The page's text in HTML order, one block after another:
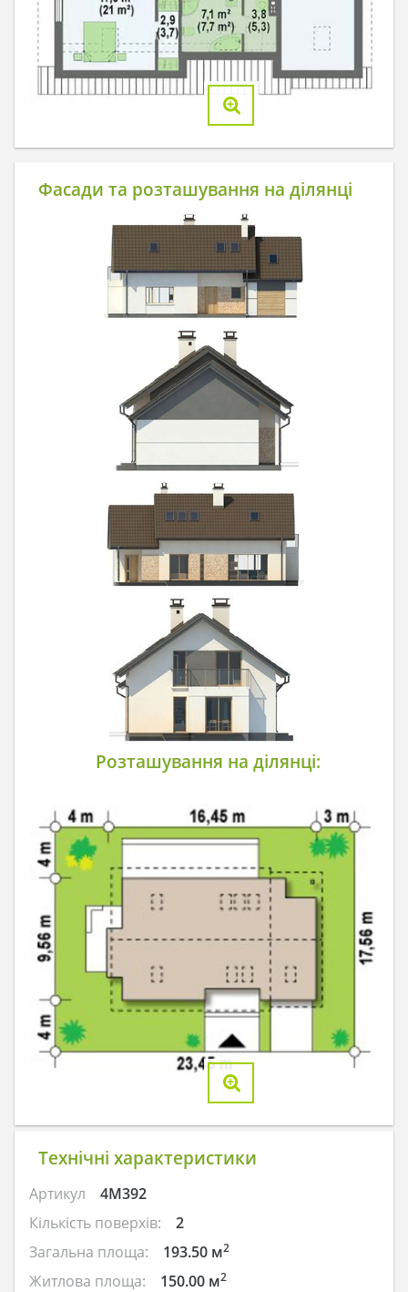
Фасади та розташування на ділянці
Розташування на ділянці:
Технічні характеристики
Артикул
4M392
Кількість поверхів:
2
Загальна площа:
193.50 м2
Житлова площа: 150.00 м2